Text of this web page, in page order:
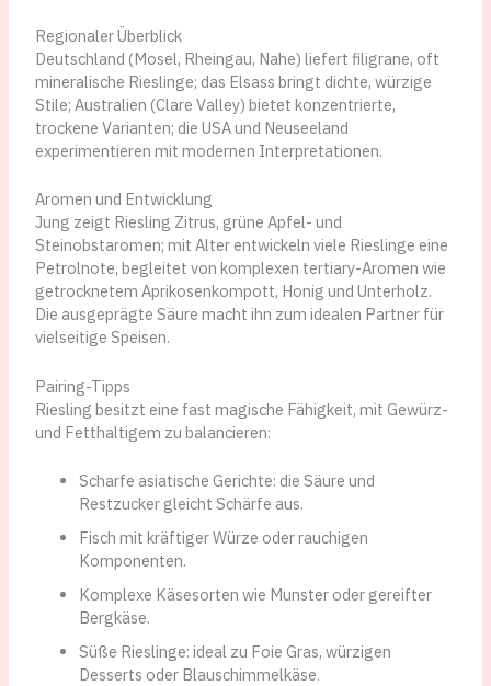
Regionaler Überblick
Deutschland (Mosel, Rheingau, Nahe) liefert filigrane, oft
mineralische Rieslinge; das Elsass bringt dichte, würzige
Stile; Australien (Clare Valley) bietet konzentrierte,
trockene Varianten; die USA und Neuseeland
experimentieren mit modernen Interpretationen.
Aromen und Entwicklung
Jung zeigt Riesling Zitrus, grüne Apfel- und
Steinobstaromen; mit Alter entwickeln viele Rieslinge eine
Petrolnote, begleitet von komplexen tertiary-Aromen wie
getrocknetem Aprikosenkompott, Honig und Unterholz.
Die ausgeprägte Säure macht ihn zum idealen Partner für
vielseitige Speisen.
Pairing-Tipps
Riesling besitzt eine fast magische Fähigkeit, mit Gewürz-
und Fetthaltigem zu balancieren:
Scharfe asiatische Gerichte: die Säure und
Restzucker gleicht Schärfe aus.
Fisch mit kräftiger Würze oder rauchigen
Komponenten.
Komplexe Käsesorten wie Munster oder gereifter
Bergkäse.
Süße Rieslinge: ideal zu Foie Gras, würzigen
Desserts oder Blauschimmelkäse.